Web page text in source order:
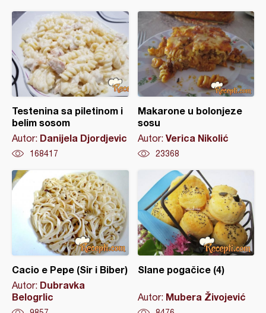
Testenina sa piletinom i
belim sosom
Autor: Danijela Djordjevic
168417
Makarone u bolonjeze
sosu
Autor: Verica Nikolić
23368
Cacio e Pepe (Sir i Biber)
Autor: Dubravka
Belogrlic
Slane pogačice (4)
Autor: Mubera Živojević